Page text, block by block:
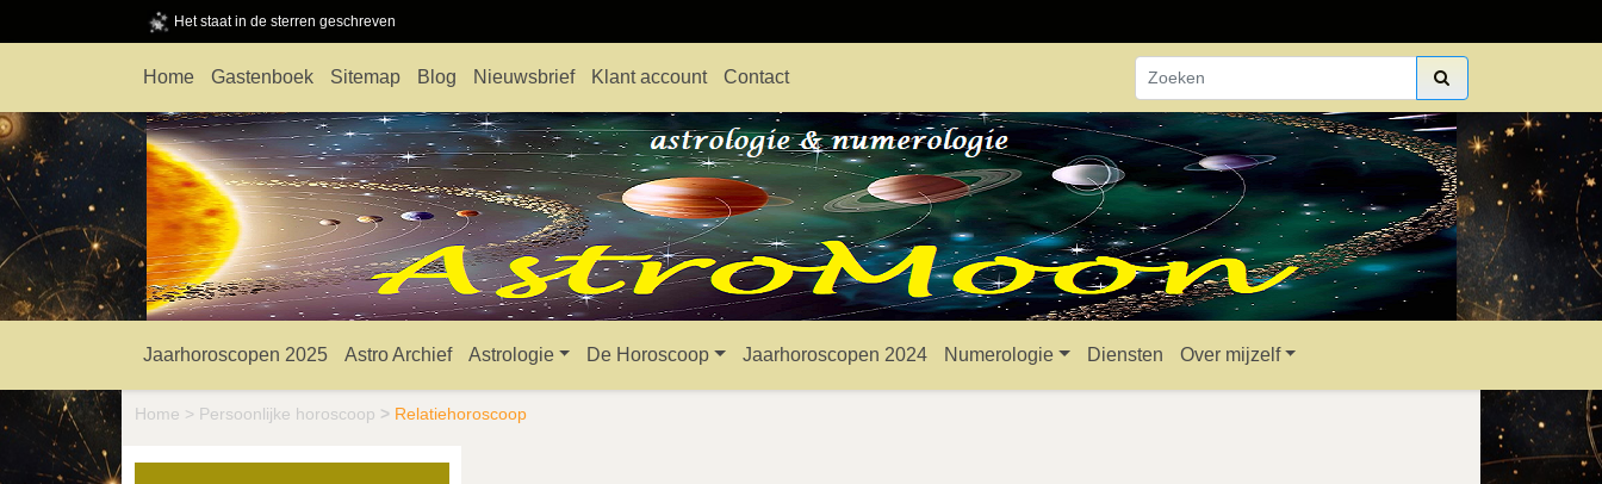
Het staat in de sterren geschreven
Home Gastenboek Sitemap Blog Nieuwsbrief Klant account Contact
Jaarhoroscopen 2025 Astro Archief Astrologie De Horoscoop Jaarhoroscopen 2024 Numerologie Diensten Over mijzelf
Home > Persoonlijke horoscoop > Relatiehoroscoop